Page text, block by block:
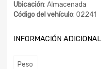
Ubicación: Almacenada
Código del vehículo: 02241
INFORMACIÓN ADICIONAL
Peso